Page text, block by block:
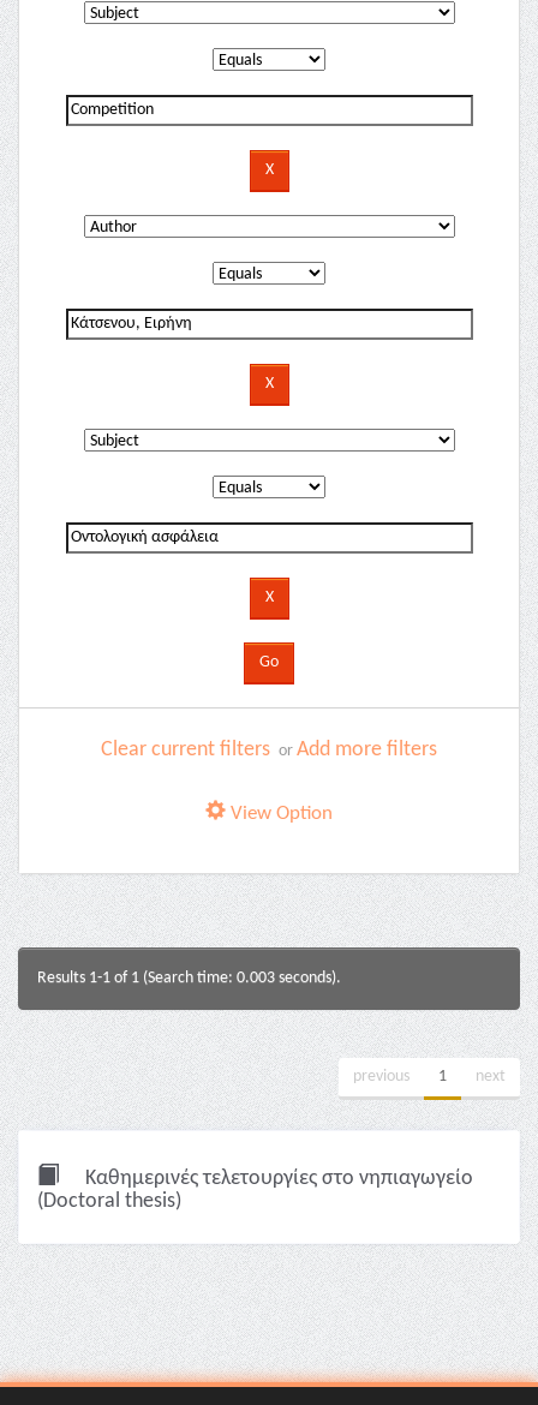
Clear current filters or Add more filters
View Option
Results 1-1 of 1 (Search time: 0.003 seconds).
previous 1 next
Καθημερινές τελετουργίες στο νηπιαγωγείο
(Doctoral thesis)